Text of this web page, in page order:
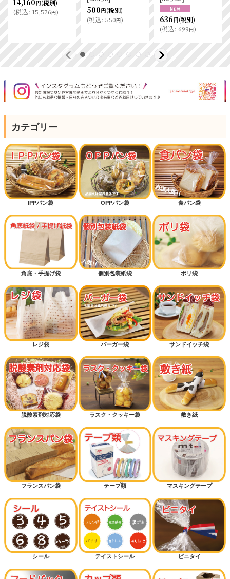
円(税別)
(税込: 453円)
円(税別)
(税込:501円) 456円(税別)
(税込: 501円)
カテゴリー
IPPパン袋 OPPパン袋 食パン袋
角底・手提げ袋 個別包装紙袋 ポリ袋
レジ袋 バーガー袋 サンドイッチ袋
脱酸素剤対応袋 ラスク・クッキー袋 敷き紙
フランスパン袋 テープ類 マスキングテープ
シール テイストシール ビニタイ